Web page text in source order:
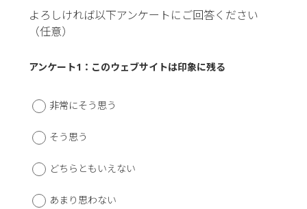
よろしければ以下アンケートにご回答ください
（任意）
アンケート1：このウェブサイトは印象に残る
非常にそう思う
そう思う
どちらともいえない
あまり思わない